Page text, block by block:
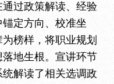
过政策解读、经验
定方向、校准坐
榜样，将职业规划
地生根。宣讲环节
解读了相关选调政